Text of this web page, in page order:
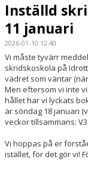
DOKUMENT
KONTAKT
Inställd
11 januari
2026-01-10 12:40
Vi måste tyvärr
skridskoskola på
vädret som väntar
Men eftersom vi inte
hållet har vi lyckats
är söndag 18 januari
veckor tillsammans:
Vi hoppas på er
istället, för det gör vi!